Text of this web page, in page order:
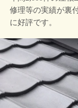
修理等の実績が裏
に好評です。